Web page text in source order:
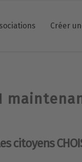
Créer
citoyens